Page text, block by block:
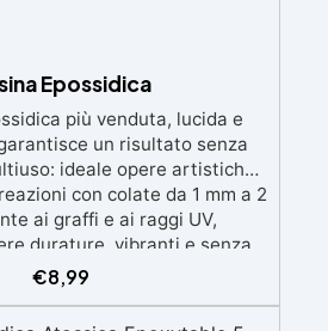
Epossidica
più venduta, lucida e
un risultato senza
ideale opere artistiche,
con colate da 1 mm a 2
ai graffi e ai raggi UV,
durature, vibranti e senza
tempo Bassa viscosità e
per risultati impeccabili,
€8,99